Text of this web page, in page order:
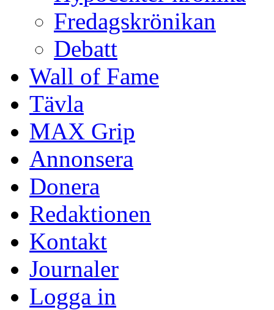
Fredagskrönikan
Debatt
Wall of Fame
Tävla
MAX Grip
Annonsera
Donera
Redaktionen
Kontakt
Journaler
Logga in